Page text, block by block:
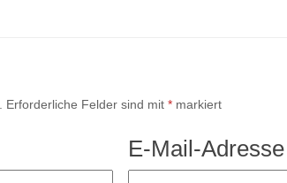
Erforderliche Felder sind mit* markiert
E-Mail-Adresse